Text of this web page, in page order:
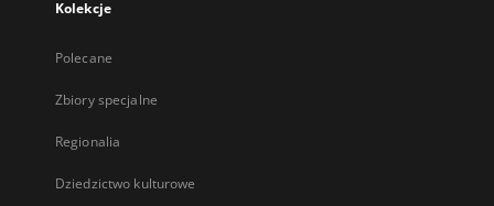
Kolekcje
Polecane
Zbiory specjalne
Regionalia
Dziedzictwo kulturowe